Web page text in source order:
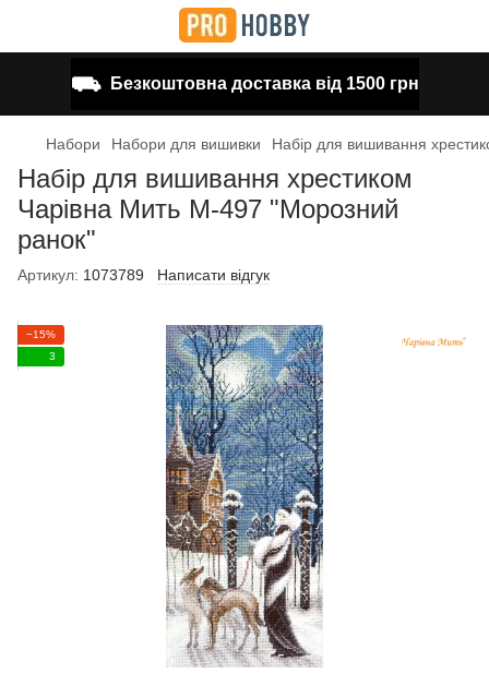
⛟ Безкоштовна доставка від 1500 грн
Набори Набори для вишивки Набір для вишивання
Набір для вишивання хрестиком
Чарівна Мить М-497 "Морозний
ранок"
Артикул: 1073789 Написати відгук
−15%
3